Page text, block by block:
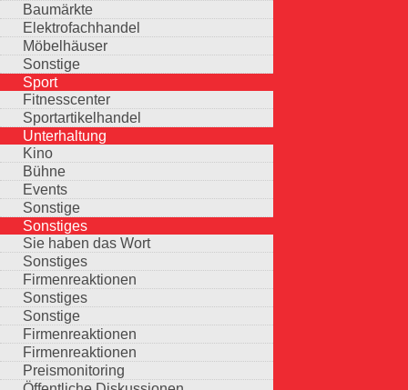
Baumärkte
Elektrofachhandel
Möbelhäuser
Sonstige
Sport
Fitnesscenter
Sportartikelhandel
Unterhaltung
Kino
Bühne
Events
Sonstige
Sonstiges
Sie haben das Wort
Sonstiges
Firmenreaktionen
Sonstiges
Sonstige
Firmenreaktionen
Firmenreaktionen
Preismonitoring